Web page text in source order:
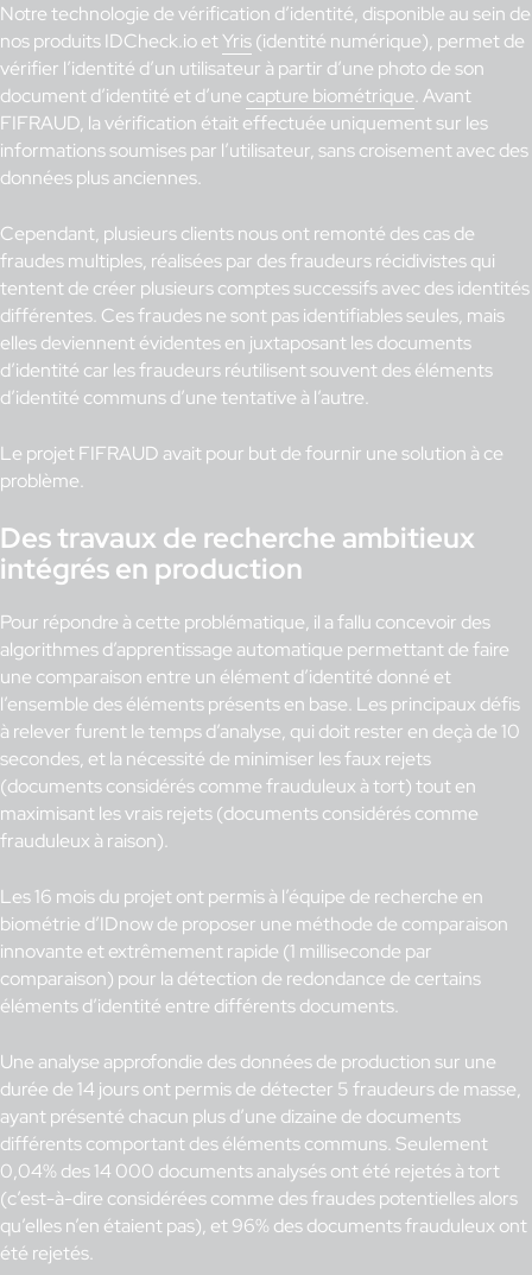
Notre technologie de vérification d’identité, disponible au sein de
nos produits IDCheck.io etYris(identité numérique), permet de
vérifier l’identité d’un utilisateur à partir d’une photo de son
document d’identité et d’une capture biométrique. Avant
FIFRAUD, la vérification était effectuée uniquement sur les
informations soumises par l’utilisateur, sans croisement avec des
données plus anciennes.
Cependant, plusieurs clients nous ont remonté des cas de
fraudes multiples, réalisées par des fraudeurs récidivistes qui
tentent de créer plusieurs comptes successifs avec des identités
différentes. Ces fraudes ne sont pas identifiables seules, mais
elles deviennent évidentes en juxtaposant les documents
d’identité car les fraudeurs réutilisent souvent des éléments
d’identité communs d’une tentative à l’autre.
Le projet FIFRAUD avait pour but de fournir une solution à ce
problème.
Des travaux de recherche ambitieux
intégrés en production
Pour répondre à cette problématique, il a fallu concevoir des
algorithmes d’apprentissage automatique permettant de faire
une comparaison entre un élément d’identité donné et
l’ensemble des éléments présents en base. Les principaux défis
à relever furent le temps d’analyse, qui doit rester en deçà de 10
secondes, et la nécessité de minimiser les faux rejets
(documents considérés comme frauduleux à tort) tout en
maximisant les vrais rejets (documents considérés comme
frauduleux à raison).
Les 16 mois du projet ont permis à l’équipe de recherche en
biométrie d’IDnow de proposer une méthode de comparaison
innovante et extrêmement rapide (1 milliseconde par
comparaison) pour la détection de redondance de certains
éléments d’identité entre différents documents.
Une analyse approfondie des données de production sur une
durée de 14 jours ont permis de détecter 5 fraudeurs de masse,
ayant présenté chacun plus d’une dizaine de documents
différents comportant des éléments communs. Seulement
0,04% des 14 000 documents analysés ont été rejetés à tort
(c’est-à-dire considérées comme des fraudes potentielles alors
qu’elles n’en étaient pas), et 96% des documents frauduleux ont
été rejetés.